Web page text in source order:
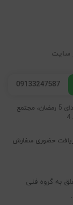
سایت
09133247587
نشانی: اصفهان خیابان فروغی، چهار راه خادمی، ابتدای 5 رمضان، مجتمع
20 (جهت خرید و دریافت حضوری سفارش
به گروه فنی